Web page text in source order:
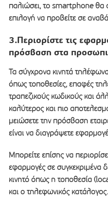
παλιώσει, το smartphone θα
επιλογή να προβείτε σε
3.Περιορίστε τις
πρόσβαση στα
Τα σύγχρονα κινητά
όπως τοποθεσίες, επαφές
τραπεζικούς κωδικούς και
καλύτερος και πιο
μειώσετε την πρόσβαση
είναι να διαγράψετε
Μπορείτε επίσης να
εφαρμογές σε συγκεκριμένα
κινητό όπως η τοποθεσία
και ο τηλεφωνικός κατάλογος.